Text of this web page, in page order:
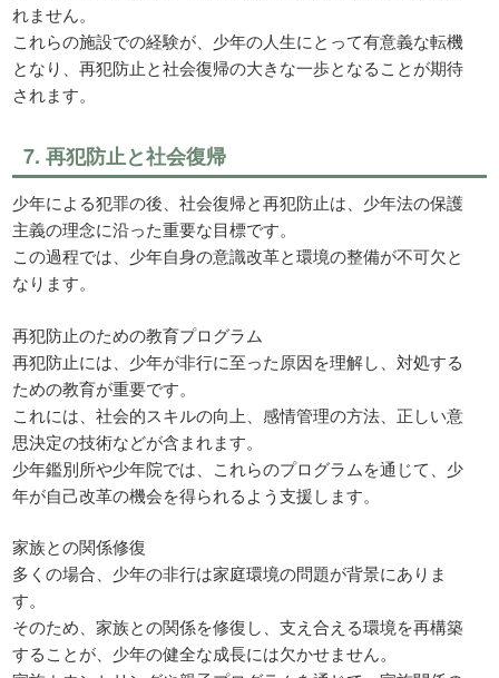
れません。
これらの施設での経験が、少年の人生にとって有意義な転機
となり、再犯防止と社会復帰の大きな一歩となることが期待
されます。
7. 再犯防止と社会復帰
少年による犯罪の後、社会復帰と再犯防止は、少年法の保護
主義の理念に沿った重要な目標です。
この過程では、少年自身の意識改革と環境の整備が不可欠と
なります。
再犯防止のための教育プログラム
再犯防止には、少年が非行に至った原因を理解し、対処する
ための教育が重要です。
これには、社会的スキルの向上、感情管理の方法、正しい意
思決定の技術などが含まれます。
少年鑑別所や少年院では、これらのプログラムを通じて、少
年が自己改革の機会を得られるよう支援します。
家族との関係修復
多くの場合、少年の非行は家庭環境の問題が背景にありま
す。
そのため、家族との関係を修復し、支え合える環境を再構築
することが、少年の健全な成長には欠かせません。